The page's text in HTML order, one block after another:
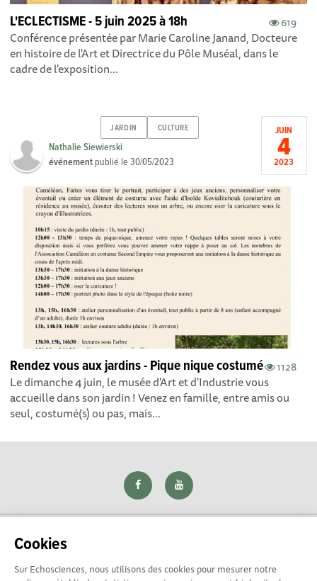
Cookies
Sur Echosciences, nous utilisons des cookies pour mesurer notre
619
L'ECLECTISME - 5 juin 2025 à 18h
Conférence présentée par Marie Caroline Janand, Docteure
en histoire de l'Art et Directrice du Pôle Muséal, dans le
cadre de l'exposition...
JARDIN CULTURE
Nathalie Siewierski
événement publié le30/05/2023
JUIN
4
2023
1128
Rendez vous aux jardins - Pique nique costumé
Le dimanche 4 juin, le musée d'Art et d'Industrie vous
accueille dans son jardin ! Venez en famille, entre amis ou
seul, costumé(s) ou pas, mais...
Explorer, s’exprimer, rentrer en contact : Echosciences Loire